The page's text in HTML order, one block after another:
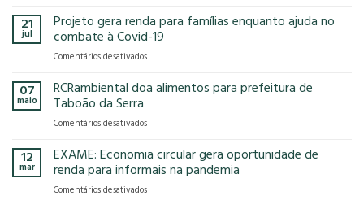
Que
Reciclar
21
jul
Projeto gera renda para famílias enquanto ajuda no
combate à Covid-19
Comentários desativadosem
gera
famílias
ajuda
no
à
07
maio
RCRambiental doa alimentos para prefeitura de
Taboão da Serra
Comentários desativadosem
doa
alimentos
para
prefeitura
12
mar
EXAME: Economia circular gera oportunidade de
renda para informais na pandemia
Comentários desativadosem